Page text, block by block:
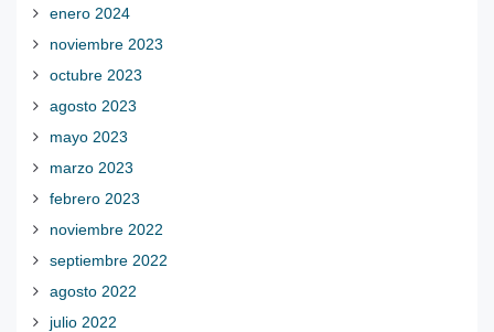
enero 2024
noviembre 2023
octubre 2023
agosto 2023
mayo 2023
marzo 2023
febrero 2023
noviembre 2022
septiembre 2022
agosto 2022
julio 2022